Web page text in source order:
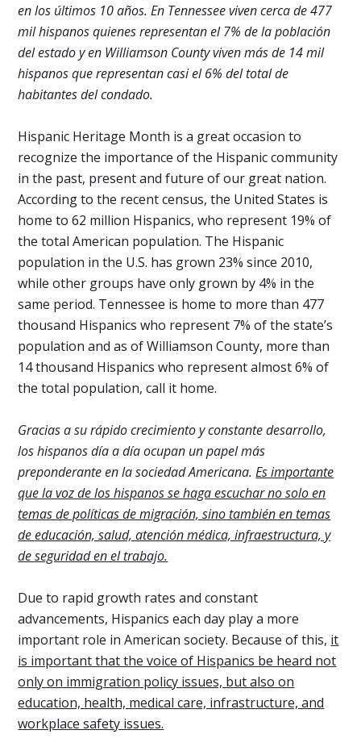
en los últimos 10 años. En Tennessee viven cerca de 477
mil hispanos quienes representan el 7% de la población
del estado y en Williamson County viven más de 14 mil
hispanos que representan casi el 6% del total de
habitantes del condado.
Hispanic Heritage Month is a great occasion to
recognize the importance of the Hispanic community
in the past, present and future of our great nation.
According to the recent census, the United States is
home to 62 million Hispanics, who represent 19% of
the total American population. The Hispanic
population in the U.S. has grown 23% since 2010,
while other groups have only grown by 4% in the
same period. Tennessee is home to more than 477
thousand Hispanics who represent 7% of the state’s
population and as of Williamson County, more than
14 thousand Hispanics who represent almost 6% of
the total population, call it home.
Gracias a su rápido crecimiento y constante desarrollo,
los hispanos día a día ocupan un papel más
preponderante en la sociedad Americana.Es importante
que la voz de los hispanos se haga escuchar no solo en
temas de políticas de migración, sino también en temas
de educación, salud, atención médica, infraestructura, y
de seguridad en el trabajo.
Due to rapid growth rates and constant
advancements, Hispanics each day play a more
important role in American society. Because of this, it
is important that the voice of Hispanics be heard not
only on immigration policy issues, but also on
education, health, medical care, infrastructure, and
workplace safety issues.